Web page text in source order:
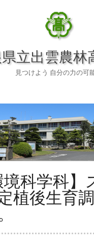
立出雲農林
見つけよう 自分の力の可
境科学科】
植後生育